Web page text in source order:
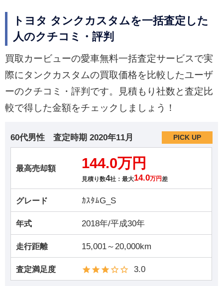
トヨタ タンクカスタムを一括査定した
人のクチコミ・評判
買取カービューの愛車無料一括査定サービスで実
際にタンクカスタムの買取価格を比較したユーザ
ーのクチコミ・評判です。見積もり社数と査定比
較で得した金額をチェックしましょう！
60代男性 査定時期 2020年11月 PICK UP
最高売却額 144.0万円
見積り数4社：最大14.0万円 差
グレード ｶｽﾀﾑG_S
年式 2018年/平成30年
走行距離 15,001～20,000km
査定満足度 3.0